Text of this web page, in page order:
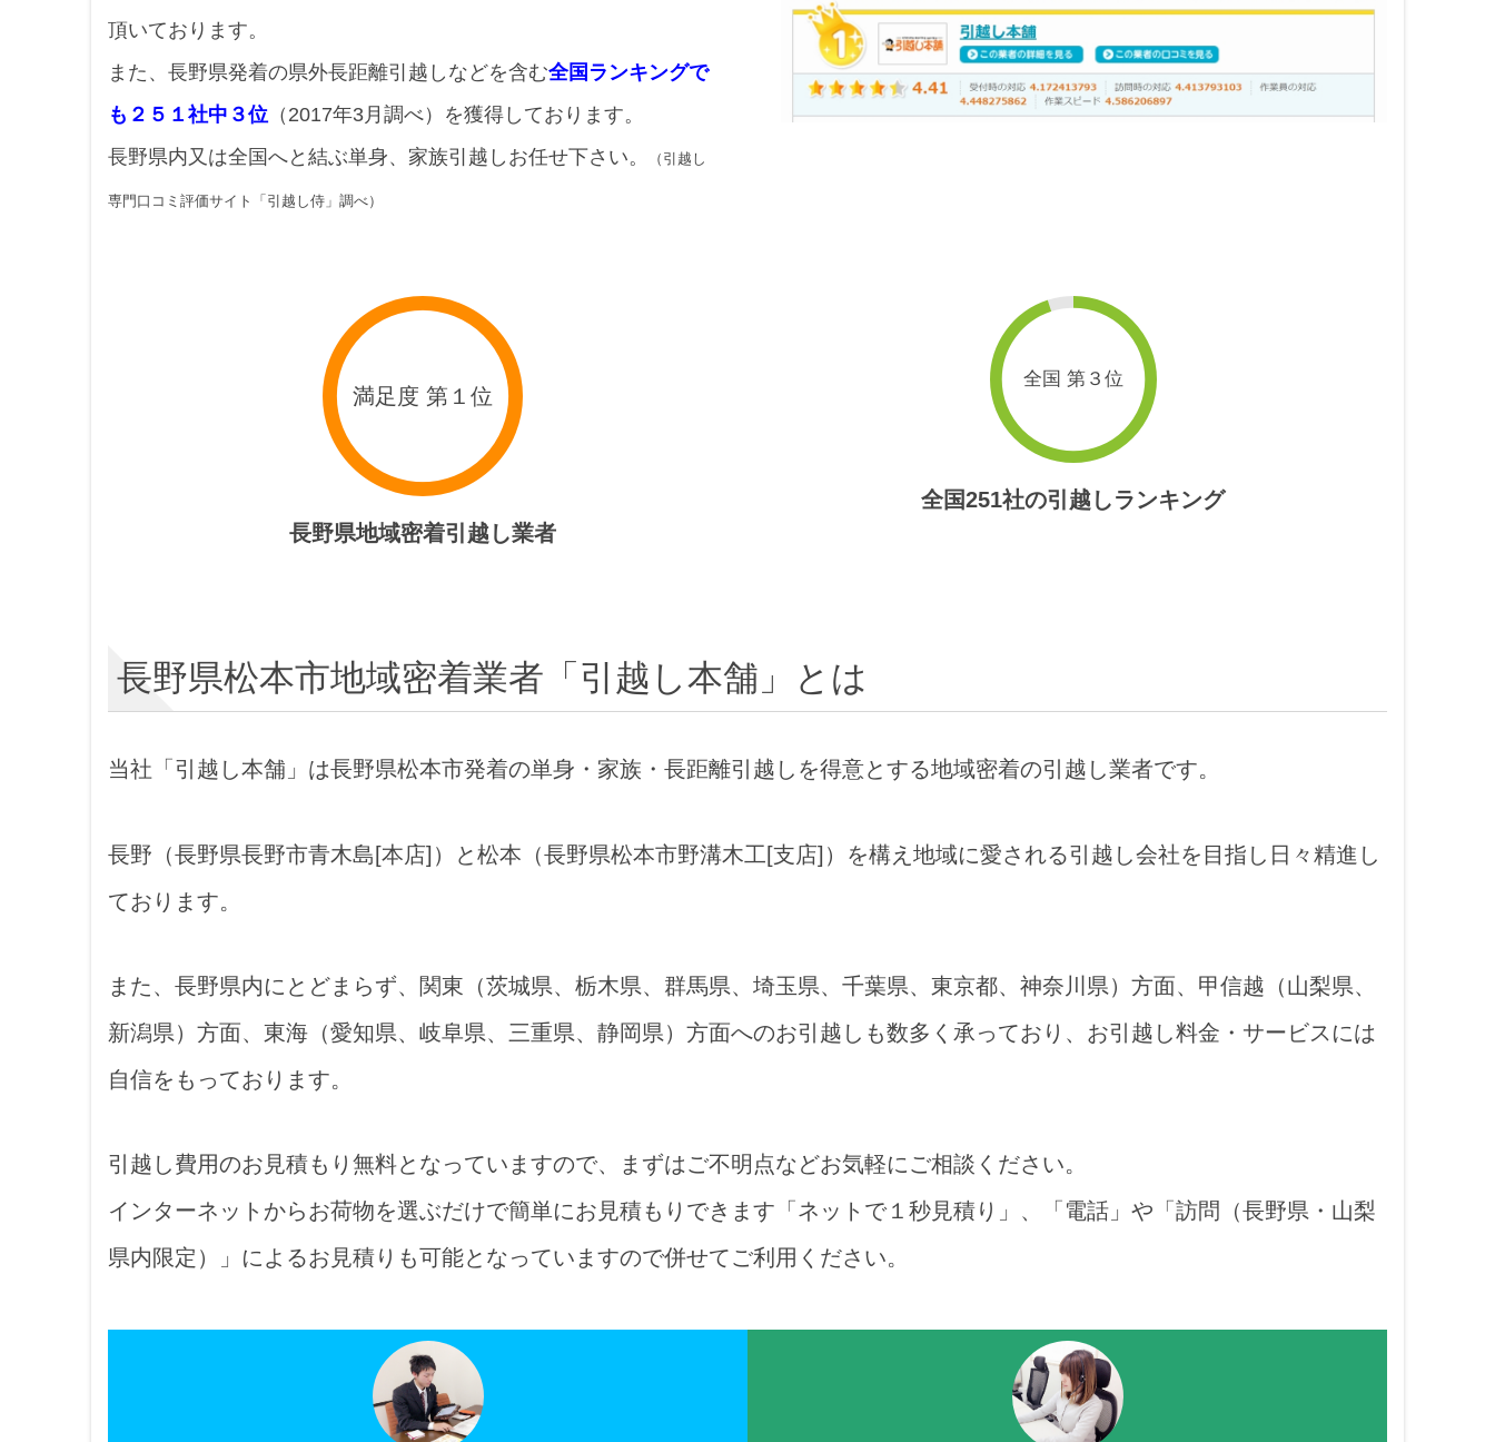
頂いております。
また、長野県発着の県外長距離引越しなどを含む全国ランキングで
も２５１社中３位 （2017年3月調べ）を獲得しております。
長野県内又は全国へと結ぶ単身、家族引越しお任せ下さい。
（引越し
専門口コミ評価サイト「引越し侍」調べ）
満足度 第１位
長野県地域密着引越し業者
全国 第３位
全国251社の引越しランキング
長野県松本市地域密着業者「引越し本舗」とは
当社「引越し本舗」は長野県松本市発着の単身・家族・長距離引越しを得意とする地域密着の引越し業者です。
長野（長野県長野市青木島[本店]）と松本（長野県松本市野溝木工[支店]）を構え地域に愛される引越し会社を目指し日々精進し
ております。
また、長野県内にとどまらず、関東（茨城県、栃木県、群馬県、埼玉県、千葉県、東京都、神奈川県）方面、甲信越（山梨県、
新潟県）方面、東海（愛知県、岐阜県、三重県、静岡県）方面へのお引越しも数多く承っており、お引越し料金・サービスには
自信をもっております。
引越し費用のお見積もり無料となっていますので、まずはご不明点などお気軽にご相談ください。
インターネットからお荷物を選ぶだけで簡単にお見積もりできます「ネットで１秒見積り」、「電話」や「訪問（長野県・山梨
県内限定）」によるお見積りも可能となっていますので併せてご利用ください。